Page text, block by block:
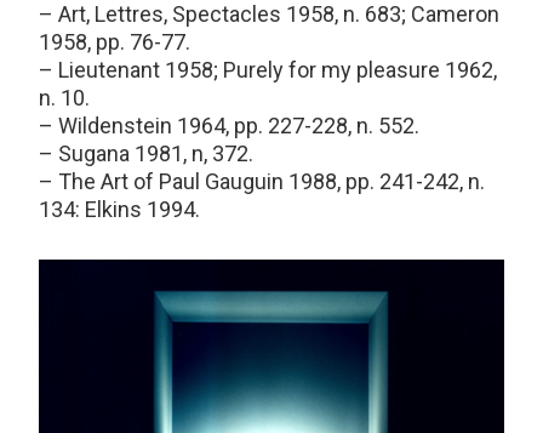
– Art, Lettres, Spectacles 1958, n. 683; Cameron
1958, pp. 76-77.
– Lieutenant 1958; Purely for my pleasure 1962,
n. 10.
– Wildenstein 1964, pp. 227-228, n. 552.
– Sugana 1981, n, 372.
– The Art of Paul Gauguin 1988, pp. 241-242, n.
134: Elkins 1994.